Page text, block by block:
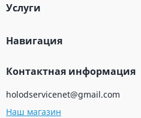
Услуги
Навигация
Контактная информация
holodservicenet@gmail.com
Наш магазин